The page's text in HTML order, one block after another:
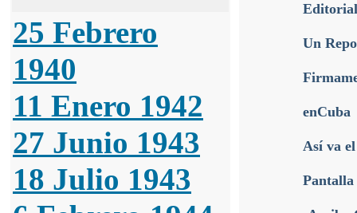
25 Febrero
1940
11 Enero 1942
27 Junio 1943
18 Julio 1943
Un
enCuba
Así va